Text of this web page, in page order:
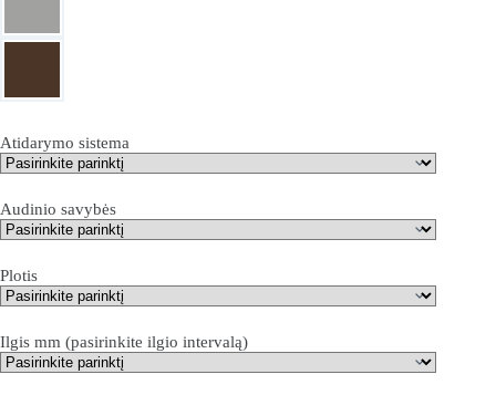
Atidarymo sistema
Audinio savybės
Plotis
Ilgis mm (pasirinkite ilgio intervalą)